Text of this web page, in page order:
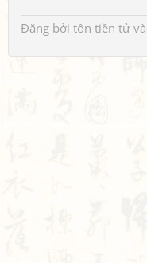
Đăng bởi tôn tiền tử